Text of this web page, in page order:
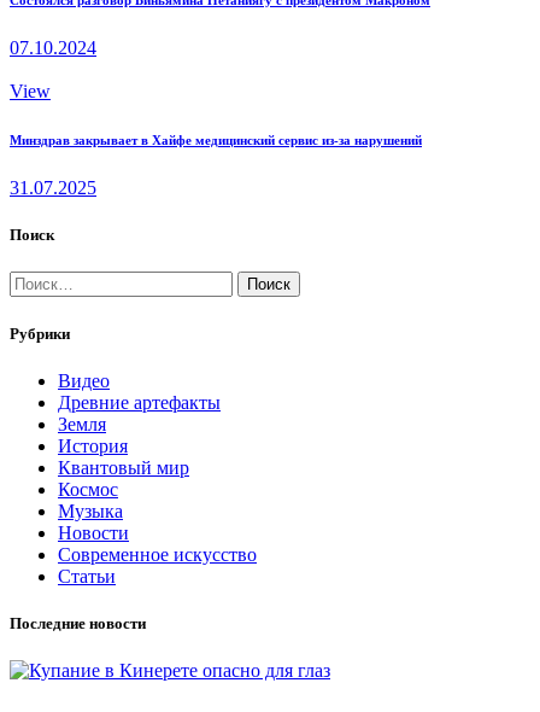
07.10.2024
View
Минздрав закрывает в Хайфе медицинский сервис из-за нарушений
31.07.2025
Поиск
Найти:
Рубрики
Видео
Древние артефакты
Земля
История
Квантовый мир
Космос
Музыка
Новости
Современное искусство
Статьи
Последние новости